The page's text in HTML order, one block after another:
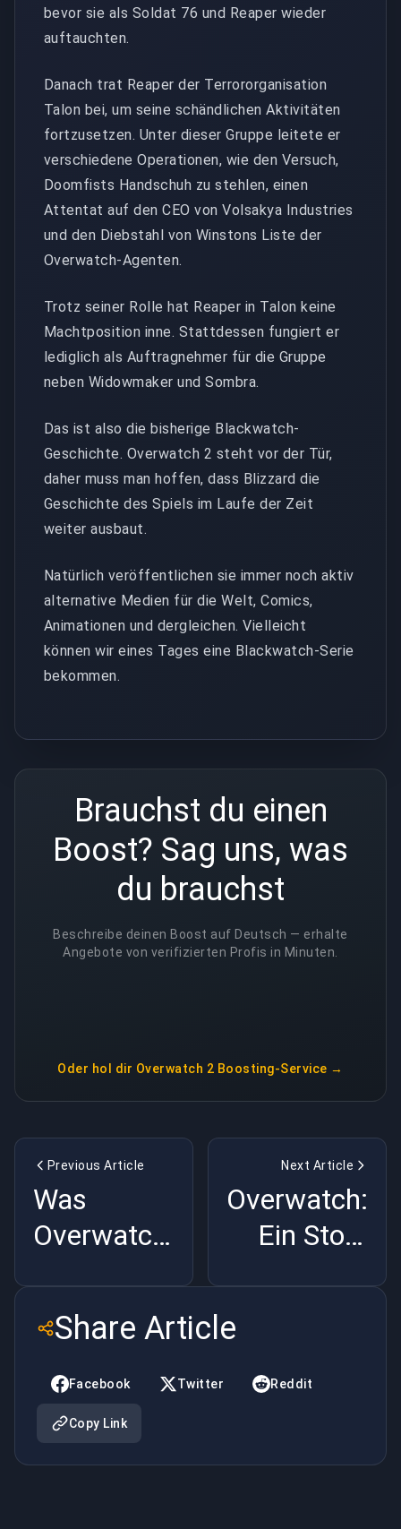
bevor sie als Soldat 76 und Reaper wieder
auftauchten.
Danach trat Reaper der Terrororganisation
Talon bei, um seine schändlichen Aktivitäten
fortzusetzen. Unter dieser Gruppe leitete er
verschiedene Operationen, wie den Versuch,
Doomfists Handschuh zu stehlen, einen
Attentat auf den CEO von Volsakya Industries
und den Diebstahl von Winstons Liste der
Overwatch-Agenten.
Trotz seiner Rolle hat Reaper in Talon keine
Machtposition inne. Stattdessen fungiert er
lediglich als Auftragnehmer für die Gruppe
neben Widowmaker und Sombra.
Das ist also die bisherige Blackwatch-
Geschichte. Overwatch 2 steht vor der Tür,
daher muss man hoffen, dass Blizzard die
Geschichte des Spiels im Laufe der Zeit
weiter ausbaut.
Natürlich veröffentlichen sie immer noch aktiv
alternative Medien für die Welt, Comics,
Animationen und dergleichen. Vielleicht
können wir eines Tages eine Blackwatch-Serie
bekommen.
Brauchst du einen
Boost? Sag uns, was
du brauchst
Beschreibe deinen Boost auf Deutsch — erhalte
Angebote von verifizierten Profis in Minuten.
Oder hol dir Overwatch 2 Boosting-Service →
Previous Article
Was
Overwatch
macht
Next Article
Overwatch:
Ein Story
Share Article
Facebook Twitter Reddit
Copy Link